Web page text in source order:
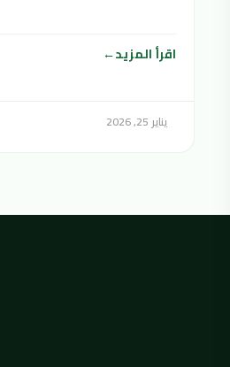
اقرأ المزيد
يناير 25, 2026